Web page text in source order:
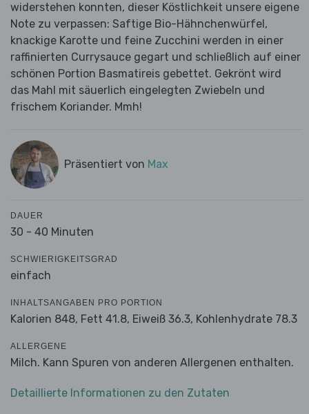
widerstehen konnten, dieser Köstlichkeit unsere eigene
Note zu verpassen: Saftige Bio-Hähnchenwürfel,
knackige Karotte und feine Zucchini werden in einer
raffinierten Currysauce gegart und schließlich auf einer
schönen Portion Basmatireis gebettet. Gekrönt wird
das Mahl mit säuerlich eingelegten Zwiebeln und
frischem Koriander. Mmh!
Präsentiert von Max
DAUER
30 - 40 Minuten
SCHWIERIGKEITSGRAD
einfach
INHALTSANGABEN PRO PORTION
Kalorien 848, Fett 41.8, Eiweiß 36.3, Kohlenhydrate 78.3
ALLERGENE
Milch. Kann Spuren von anderen Allergenen enthalten.
Detaillierte Informationen zu den Zutaten